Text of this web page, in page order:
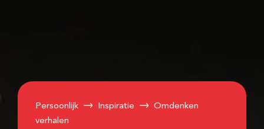
Persoonlijk Inspiratie
Omdenken
verhalen